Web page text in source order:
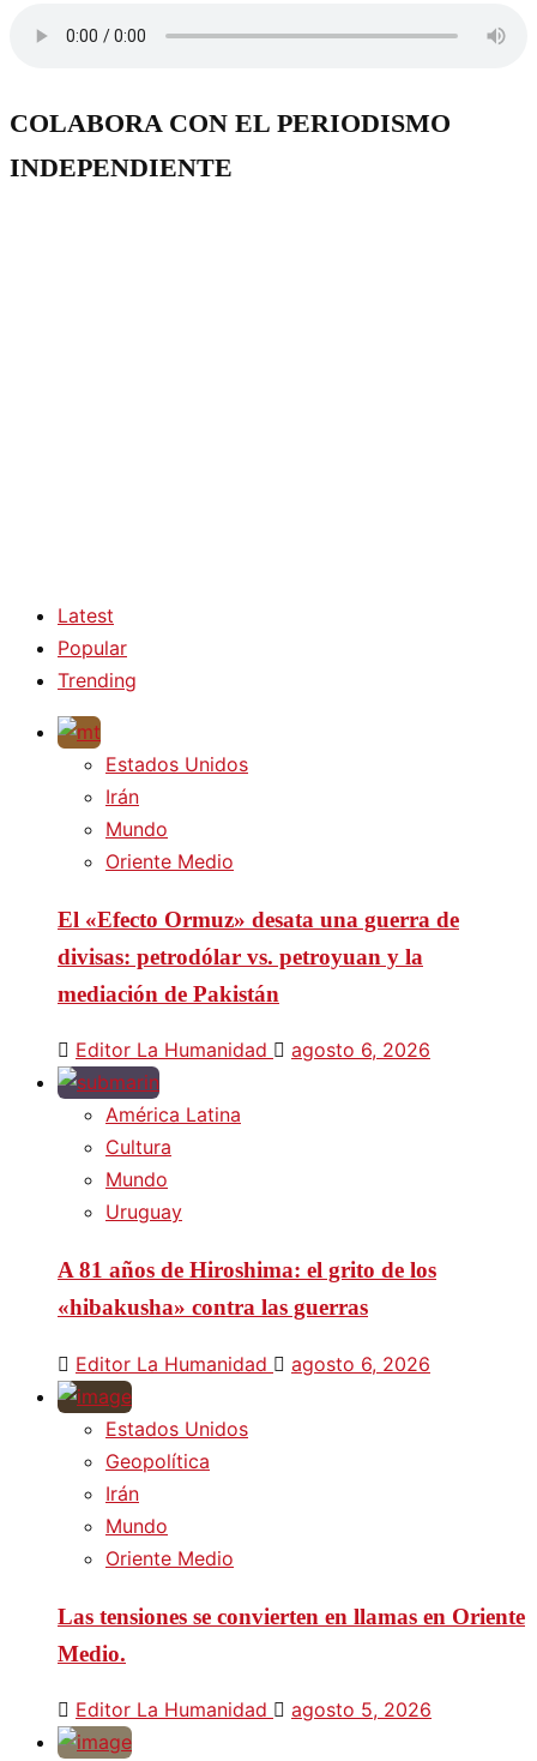
COLABORA CON EL PERIODISMO
INDEPENDIENTE
Latest
Popular
Trending
Estados Unidos
Irán
Mundo
Oriente Medio
El «Efecto Ormuz» desata una guerra de
divisas: petrodólar vs. petroyuan y la
mediación de Pakistán
Editor La Humanidad agosto 6, 2026
América Latina
Cultura
Mundo
Uruguay
A 81 años de Hiroshima: el grito de los
«hibakusha» contra las guerras
Editor La Humanidad agosto 6, 2026
Estados Unidos
Geopolítica
Irán
Mundo
Oriente Medio
Las tensiones se convierten en llamas en Oriente
Medio.
Editor La Humanidad agosto 5, 2026